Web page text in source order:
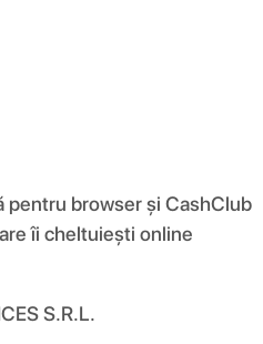
pentru browser și CashClub
îi cheltuiești online
S.R.L.